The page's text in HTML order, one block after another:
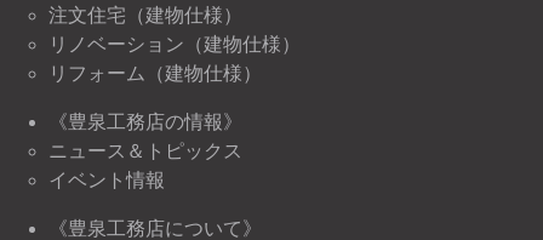
注文住宅（建物仕様）
リノベーション（建物仕様）
リフォーム（建物仕様）
《豊泉工務店の情報》
ニュース＆トピックス
イベント情報
《豊泉工務店について》